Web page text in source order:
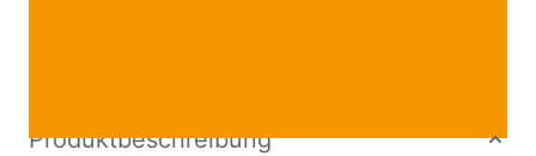
Produktbeschreibung